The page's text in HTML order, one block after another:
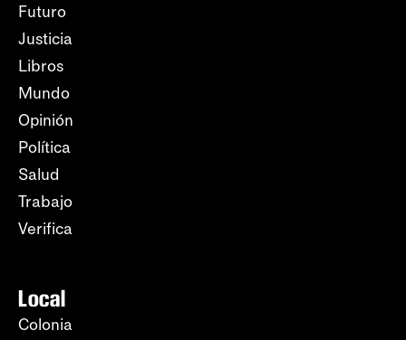
Futuro
Justicia
Libros
Mundo
Opinión
Política
Salud
Trabajo
Verifica
Local
Colonia